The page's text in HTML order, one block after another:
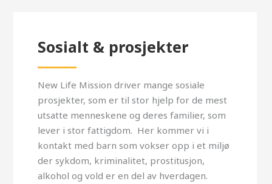
Sosialt & prosjekter
New Life Mission driver mange sosiale
prosjekter, som er til stor hjelp for de mest
utsatte menneskene og deres familier, som
lever i stor fattigdom. Her kommer vi i
kontakt med barn som vokser opp i et miljø
der sykdom, kriminalitet, prostitusjon,
alkohol og vold er en del av hverdagen.